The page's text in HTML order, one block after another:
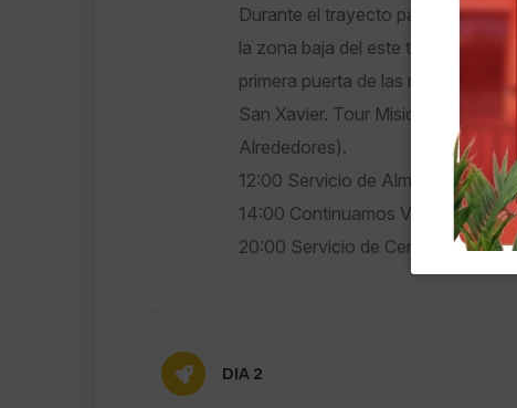
Durante el trayecto pasaremos
la zona baja del este tales como:
primera puerta de las misiones
San Xavier. Tour Misional (Museo
Alrededores).
12:00 Servicio de Almuerzo.
14:00 Continuamos Viaje a San
20:00 Servicio de Cena y
DIA 2